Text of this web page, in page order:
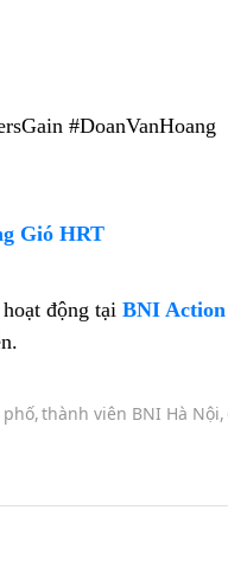
#DoanVanHoang
Gió HRT
động tạiBNI
thành viên BNI Hà Nội,